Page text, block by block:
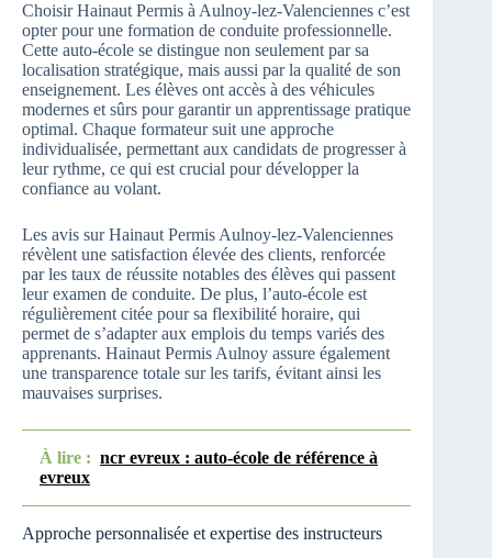
Choisir Hainaut Permis à Aulnoy-lez-Valenciennes c’est
opter pour une formation de conduite professionnelle.
Cette auto-école se distingue non seulement par sa
localisation stratégique, mais aussi par la qualité de son
enseignement. Les élèves ont accès à des véhicules
modernes et sûrs pour garantir un apprentissage pratique
optimal. Chaque formateur suit une approche
individualisée, permettant aux candidats de progresser à
leur rythme, ce qui est crucial pour développer la
confiance au volant.
Les avis sur Hainaut Permis Aulnoy-lez-Valenciennes
révèlent une satisfaction élevée des clients, renforcée
par les taux de réussite notables des élèves qui passent
leur examen de conduite. De plus, l’auto-école est
régulièrement citée pour sa flexibilité horaire, qui
permet de s’adapter aux emplois du temps variés des
apprenants. Hainaut Permis Aulnoy assure également
une transparence totale sur les tarifs, évitant ainsi les
mauvaises surprises.
À lire : ncr evreux : auto-école de référence à
evreux
Approche personnalisée et expertise des instructeurs